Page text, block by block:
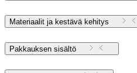
Materiaalit ja kestävä kehitys
Pakkauksen sisältö